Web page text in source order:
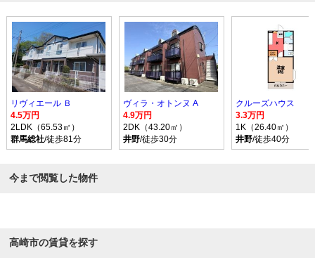
リヴィエール Ｂ
4.5万円
2LDK（65.53㎡）
群馬総社/徒歩81分
ヴィラ・オトンヌ A
4.9万円
2DK（43.20㎡）
井野/徒歩30分
クルーズハウス
3.3万円
1K（26.40㎡）
井野/徒歩40分
今まで閲覧した物件
高崎市の賃貸を探す